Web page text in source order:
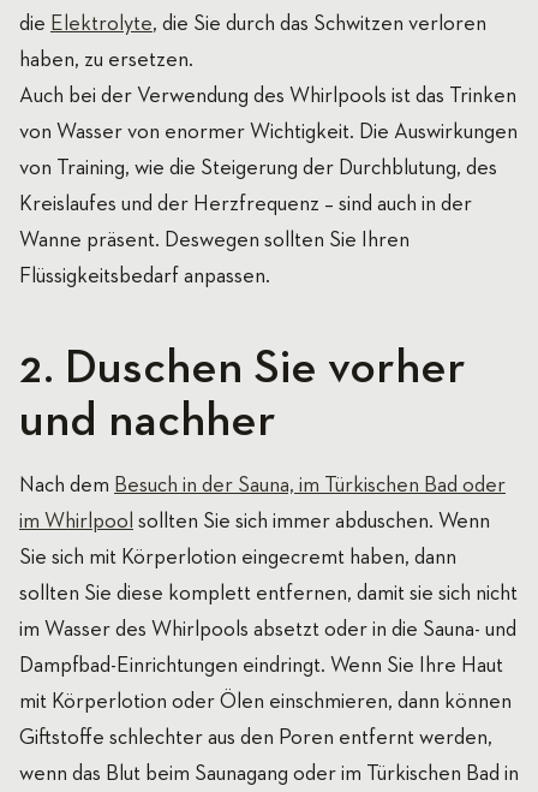
die Elektrolyte, die Sie durch das Schwitzen verloren
haben, zu ersetzen.
Auch bei der Verwendung des Whirlpools ist das Trinken
von Wasser von enormer Wichtigkeit. Die Auswirkungen
von Training, wie die Steigerung der Durchblutung, des
Kreislaufes und der Herzfrequenz – sind auch in der
Wanne präsent. Deswegen sollten Sie Ihren
Flüssigkeitsbedarf anpassen.
2. Duschen Sie vorher
und nachher
Nach dem Besuch in der Sauna, im Türkischen Bad oder
im Whirlpool sollten Sie sich immer abduschen. Wenn
Sie sich mit Körperlotion eingecremt haben, dann
sollten Sie diese komplett entfernen, damit sie sich nicht
im Wasser des Whirlpools absetzt oder in die Sauna- und
Dampfbad-Einrichtungen eindringt. Wenn Sie Ihre Haut
mit Körperlotion oder Ölen einschmieren, dann können
Giftstoffe schlechter aus den Poren entfernt werden,
wenn das Blut beim Saunagang oder im Türkischen Bad in